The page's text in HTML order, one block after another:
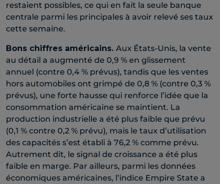
restaient possibles, ce qui en fait la seule banque
centrale parmi les principales à avoir relevé ses taux
cette semaine.
Bons chiffres américains. Aux États-Unis, la vente
au détail a augmenté de 0,9 % en glissement
annuel (contre 0,4 % prévus), tandis que les ventes
hors automobiles ont grimpé de 0,8 % (contre 0,3 %
prévus), une forte hausse qui renforce l’idée que la
consommation américaine se maintient. La
production industrielle a été plus faible que prévu
(0,1 % contre 0,2 % prévu), mais le taux d’utilisation
des capacités s’est établi à 76,2 % comme prévu.
Autrement dit, le signal de croissance a été plus
faible en marge. Par ailleurs, parmi les données
économiques américaines, l’indice Empire State a